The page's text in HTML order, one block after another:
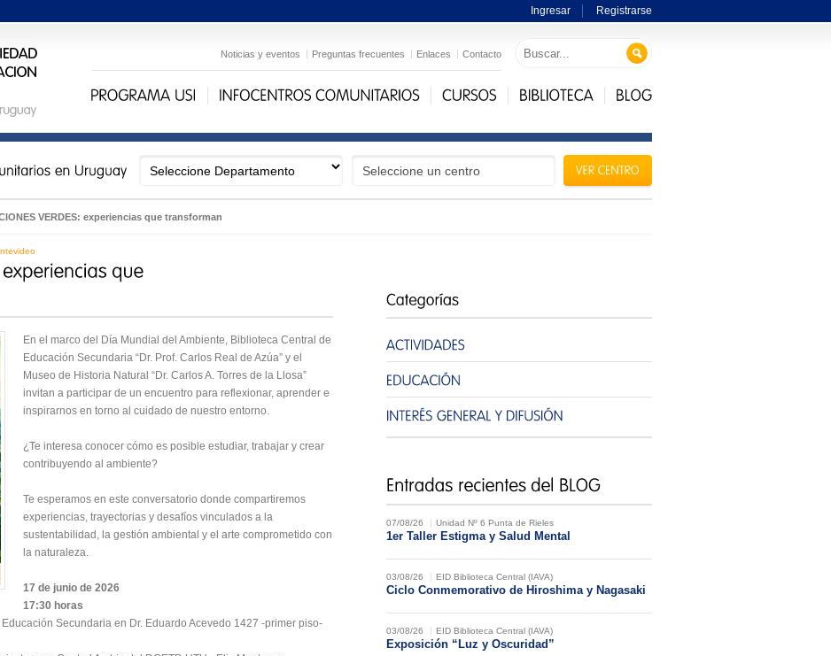
Ingresar Registrarse
Noticias y eventos Preguntas frecuentes Enlaces Contacto
VERDES: experiencias que transforman
En el marco del Día Mundial del Ambiente, Biblioteca Central de
Educación Secundaria “Dr. Prof. Carlos Real de Azúa” y el
Museo de Historia Natural “Dr. Carlos A. Torres de la Llosa”
invitan a participar de un encuentro para reflexionar, aprender e
inspirarnos en torno al cuidado de nuestro entorno.
¿Te interesa conocer cómo es posible estudiar, trabajar y crear
contribuyendo al ambiente?
Te esperamos en este conversatorio donde compartiremos
experiencias, trayectorias y desafíos vinculados a la
sustentabilidad, la gestión ambiental y el arte comprometido con
la naturaleza.
17 de junio de 2026
17:30 horas
Secundaria en Dr. Eduardo Acevedo 1427 -primer piso-
07/08/26 Unidad Nº 6 Punta de Rieles
1er Taller Estigma y Salud Mental
03/08/26 EID Biblioteca Central (IAVA)
Ciclo Conmemorativo de Hiroshima y Nagasaki
03/08/26 EID Biblioteca Central (IAVA)
Exposición “Luz y Oscuridad”